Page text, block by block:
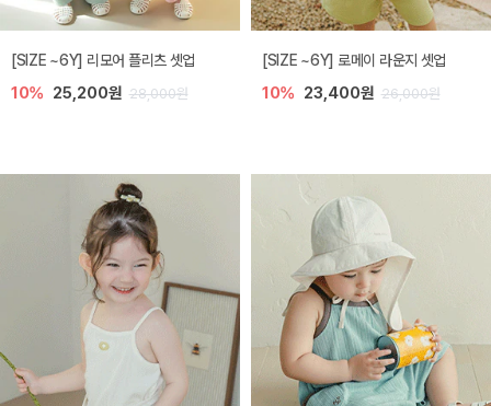
[SIZE ~6Y] 리모어 플리츠 셋업
10% 25,200원 28,000원
[SIZE ~6Y] 로메이 라운지 셋업
10% 23,400원 26,000원